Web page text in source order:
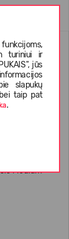
turiniui ir
jūs
slapukų
taip pat
.
Medium